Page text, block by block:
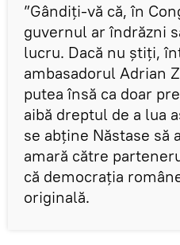
”Gândiți-vă că, în
guvernul ar îndrăzni
lucru. Dacă nu știți,
ambasadorul Adrian
putea însă ca doar
aibă dreptul de a lua
se abține Năstase să
amară către
că democrația
originală.